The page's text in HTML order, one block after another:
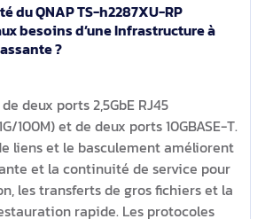
du QNAP TS-h2287XU-RP
besoins d’une Infrastructure à
?
deux ports 2,5GbE RJ45
100M) et de deux ports 10GBASE-T.
liens et le basculement améliorent
et la continuité de service pour
les transferts de gros fichiers et la
rapide. Les protocoles